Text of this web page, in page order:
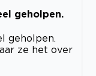
geholpen.
geholpen.
ze het over